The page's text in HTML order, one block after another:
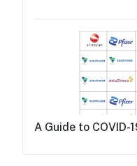
A Guide to COVID-